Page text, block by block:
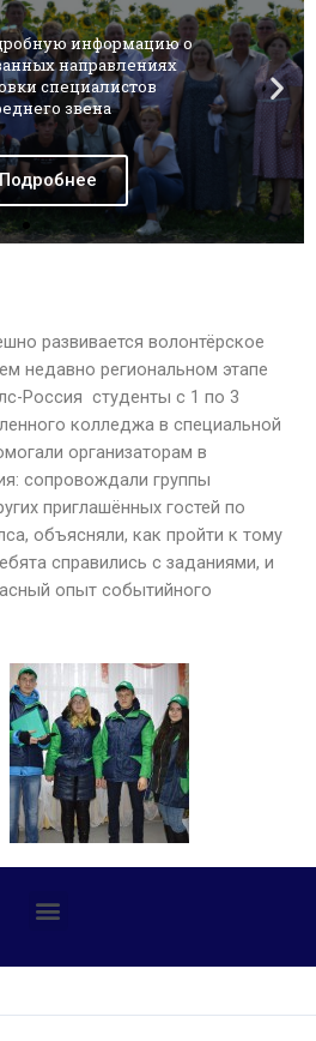
информацию о
направлениях
специалистов
звена
Подробнее
развивается волонтёрское
недавно региональном этапе
Россия студенты с 1 по 3
колледжа в специальной
организаторам в
сопровождали группы
приглашённых гостей по
объясняли, как пройти к тому
справились с заданиями, и
опыт событийного